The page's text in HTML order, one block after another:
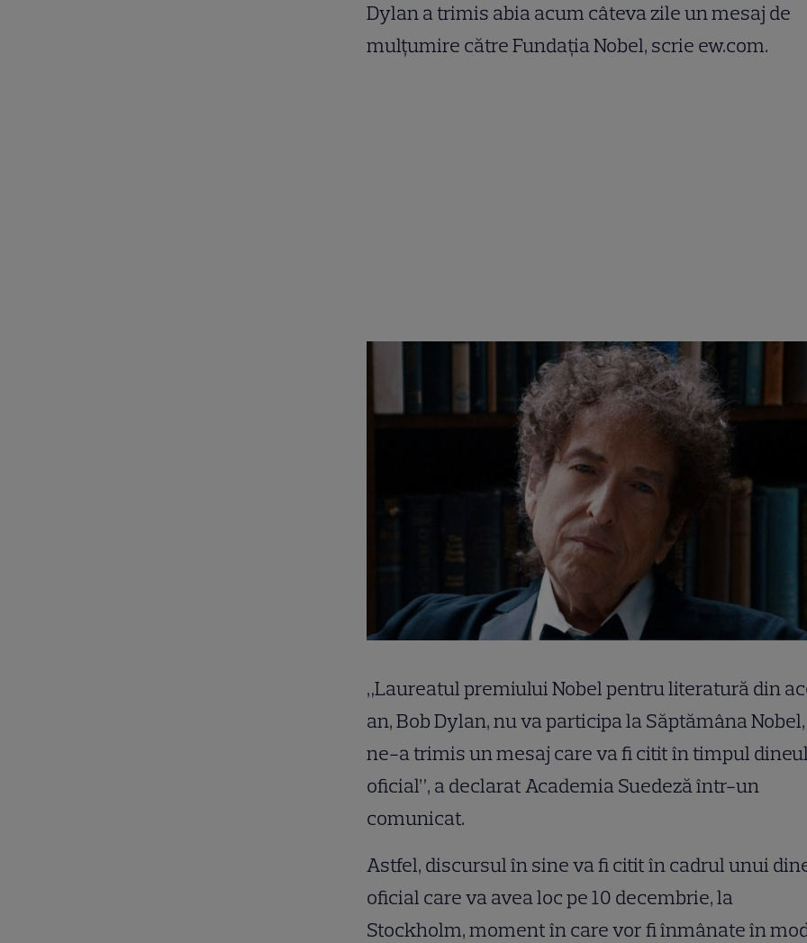
Dylan a trimis abia acum câteva zile un mesaj de
mulțumire către Fundația Nobel, scrie ew.com.
„Laureatul premiului Nobel pentru literatură din
an, Bob Dylan, nu va participa la Săptămâna
ne-a trimis un mesaj care va fi citit în timpul
oficial”, a declarat Academia Suedeză într-un
comunicat.
Astfel, discursul în sine va fi citit în cadrul unui
oficial care va avea loc pe 10 decembrie, la
Stockholm, moment în care vor fi înmânate în